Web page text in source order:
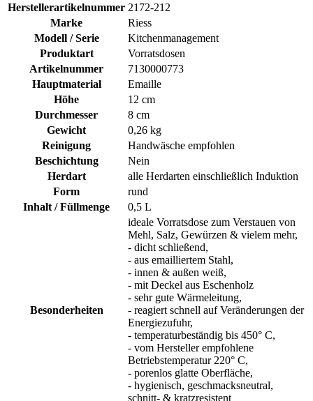
Herstellerartikelnummer 2172-212
Marke
Riess
Modell / Serie
Kitchenmanagement
Produktart
Vorratsdosen
Artikelnummer
7130000773
Hauptmaterial
Emaille
Höhe
12 cm
Durchmesser
8 cm
Gewicht
0,26 kg
Reinigung
Handwäsche empfohlen
Beschichtung
Nein
Herdart
alle Herdarten einschließlich Induktion
Form
rund
Inhalt / Füllmenge
0,5 L
Besonderheiten
ideale Vorratsdose zum Verstauen von
Mehl, Salz, Gewürzen & vielem mehr,
- dicht schließend,
- aus emailliertem Stahl,
- innen & außen weiß,
- mit Deckel aus Eschenholz
- sehr gute Wärmeleitung,
- reagiert schnell auf Veränderungen der
Energiezufuhr,
- temperaturbeständig bis 450° C,
- vom Hersteller empfohlene
Betriebstemperatur 220° C,
- porenlos glatte Oberfläche,
- hygienisch, geschmacksneutral,
schnitt- & kratzresistent